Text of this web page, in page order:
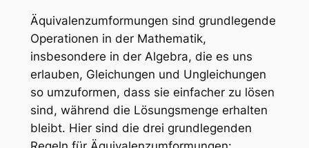
Äquivalenzumformungen sind grundlegende
Operationen in der Mathematik,
insbesondere in der Algebra, die es uns
erlauben, Gleichungen und Ungleichungen
so umzuformen, dass sie einfacher zu lösen
sind, während die Lösungsmenge erhalten
bleibt. Hier sind die drei grundlegenden